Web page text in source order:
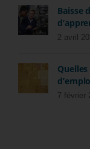
Baisse
2 avril
7 février